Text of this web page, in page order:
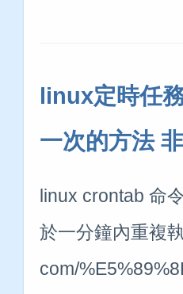
linux定時任
一次的方法
linux crontab 命
於一分鐘內重複
com/